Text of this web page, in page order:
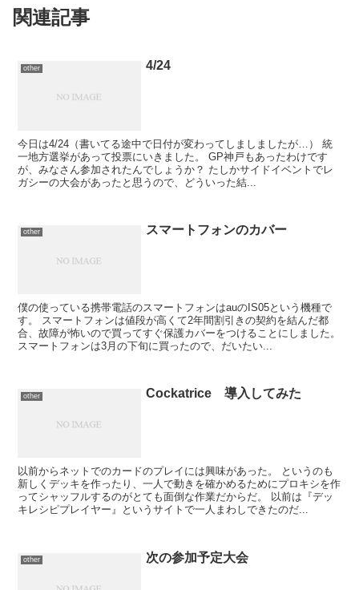
関連記事
other 4/24
今日は4/24（書いてる途中で日付が変わってしましましたが…） 統
一地方選挙があって投票にいきました。 GP神戸もあったわけです
が、みなさん参加されたんでしょうか？ たしかサイドイベントでレ
ガシーの大会があったと思うので、どういった結...
other スマートフォンのカバー
僕の使っている携帯電話のスマートフォンはauのIS05という機種で
す。 スマートフォンは値段が高くて2年間割引きの契約を結んだ都
合、故障が怖いので買ってすぐ保護カバーをつけることにしました。
スマートフォンは3月の下旬に買ったので、だいたい...
other Cockatrice 導入してみた
以前からネットでのカードのプレイには興味があった。 というのも
新しくデッキを作ったり、一人で動きを確かめるためにプロキシを作
ってシャッフルするのがとても面倒な作業だからだ。 以前は『デッ
キレシピプレイヤー』というサイトで一人まわしできたのだ...
other 次の参加予定大会